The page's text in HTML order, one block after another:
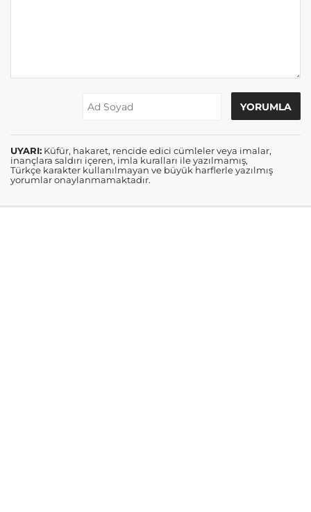
UYARI: Küfür, hakaret, rencide edici cümleler veya imalar,
inançlara saldırı içeren, imla kuralları ile yazılmamış,
Türkçe karakter kullanılmayan ve büyük harflerle yazılmış
yorumlar onaylanmamaktadır.